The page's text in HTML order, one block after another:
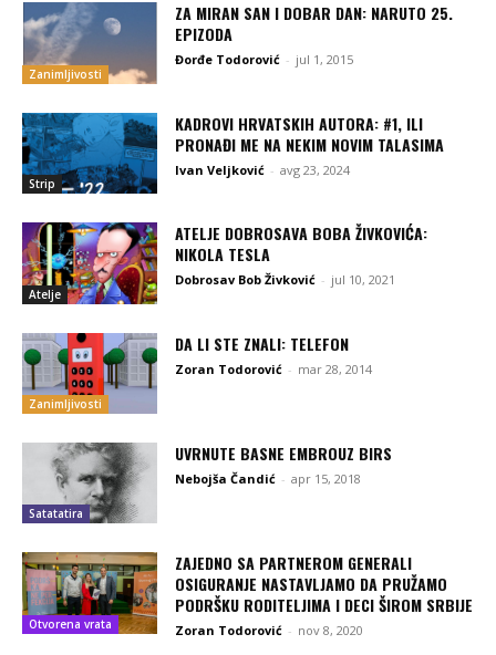
Zanimljivosti
ZA MIRAN SAN I DOBAR DAN: NARUTO 25.
EPIZODA
Đorđe Todorović - jul 1, 2015
Strip
KADROVI HRVATSKIH AUTORA: #1, ILI
PRONAĐI ME NA NEKIM NOVIM TALASIMA
Ivan Veljković - avg 23, 2024
Atelje
ATELJE DOBROSAVA BOBA ŽIVKOVIĆA:
NIKOLA TESLA
Dobrosav Bob Živković - jul 10, 2021
Zanimljivosti
DA LI STE ZNALI: TELEFON
Zoran Todorović - mar 28, 2014
Satatatira
UVRNUTE BASNE EMBROUZ BIRS
Nebojša Čandić - apr 15, 2018
Otvorena vrata
ZAJEDNO SA PARTNEROM GENERALI
OSIGURANJE NASTAVLJAMO DA PRUŽAMO
PODRŠKU RODITELJIMA I DECI ŠIROM SRBIJE
Zoran Todorović - nov 8, 2020